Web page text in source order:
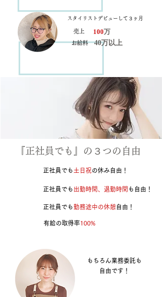
スタイリストデビューして３ヶ月
売上 100万
お給料 40万以上
『​正社員でも』の３つの自由
​正社員でも 土日祝の休み自由！
​正社員でも 出勤時間、退勤時間 も自由！
​正社員でも勤務途中の休憩 自由！
​有給の取得率100%​
もちろん業務委託も
自由です！